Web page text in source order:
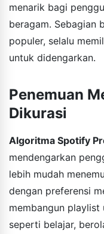
menarik bagi
beragam. Sebagian
populer, selalu
untuk didengarkan.
Penemuan
Dikurasi
Algoritma Spotify
mendengarkan
lebih mudah
dengan preferensi
membangun playlist
seperti belajar,